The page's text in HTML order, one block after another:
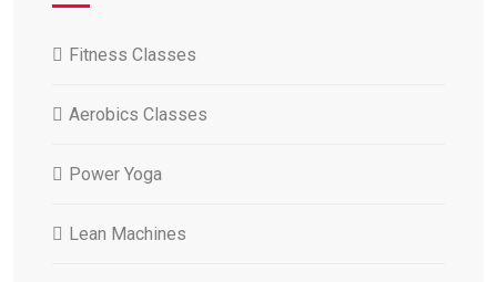
Fitness Classes
Aerobics Classes
Power Yoga
Lean Machines